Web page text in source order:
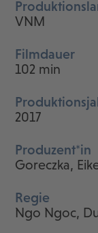
VNM
Filmdauer
102 min
2017
Produzent*in
Goreczka,
Regie
Ngo Ngoc,